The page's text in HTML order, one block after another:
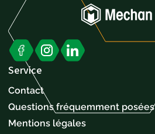
Service
Contact
Questions fréquemment posées
Mentions légales